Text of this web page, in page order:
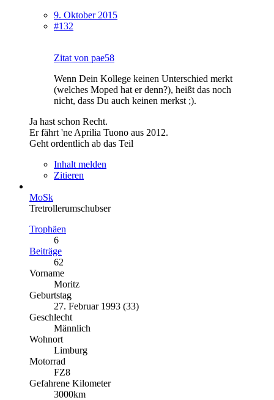
9. Oktober 2015
#132
Zitat von pae58
Wenn Dein Kollege keinen Unterschied merkt
(welches Moped hat er denn?), heißt das noch
nicht, dass Du auch keinen merkst ;).
Ja hast schon Recht.
Er fährt 'ne Aprilia Tuono aus 2012.
Geht ordentlich ab das Teil
Inhalt melden
Zitieren
MoSk
Tretrollerumschubser
Trophäen
6
Beiträge
62
Vorname
Moritz
Geburtstag
27. Februar 1993 (33)
Geschlecht
Männlich
Wohnort
Limburg
Motorrad
FZ8
Gefahrene Kilometer
3000km